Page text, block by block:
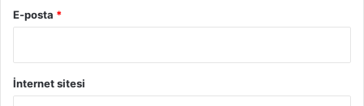
E-posta *
İnternet sitesi